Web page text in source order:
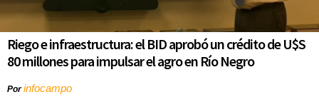
Riego e infraestructura: el BID aprobó un crédito de U$S
80 millones para impulsar el agro en Río Negro
Porinfocampo